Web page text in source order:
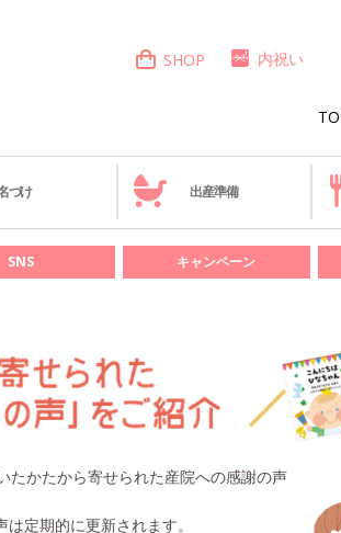
SHOP 内祝い
づけ 出産準備
SNS キャンペーン
たかたから寄せられた産院への感謝の声
定期的に更新されます。